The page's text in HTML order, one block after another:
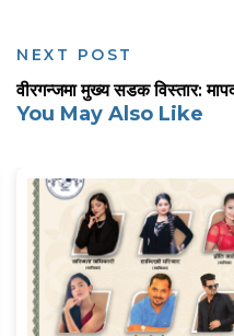
NEXT POST
वीरगन्जमा मुख्य सडक विस्तार:
You May Also Like